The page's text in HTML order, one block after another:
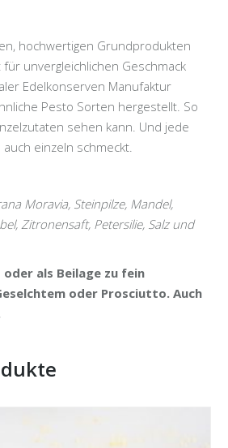
hochwertigen Grundprodukten
unvergleichlichen Geschmack
Edelkonserven Manufaktur
Pesto Sorten hergestellt. So
sehen kann. Und jede
einzeln schmeckt.
Moravia, Steinpilze, Mandel,
Zitronensaft, Petersilie, Salz und
als Beilage zu fein
oder Prosciutto. Auch